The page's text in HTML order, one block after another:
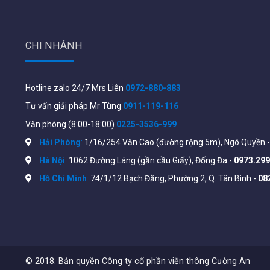
CHI NHÁNH
Hotline zalo 24/7 Mrs Liên 0972-880-883
Tư vấn giải pháp Mr Tùng 0911-119-116
Văn phòng (8:00-18:00) 0225-3536-999
Hải Phòng: 1/16/254 Văn Cao (đường rộng 5m), Ngô Quyền -
Hà Nội: 1062 Đường Láng (gần cầu Giấy), Đống Đa -
Hồ Chí Minh: 74/1/12 Bạch Đằng, Phường 2, Q. Tân Bình -
© 2018. Bản quyền Công ty cổ phần viễn thông Cường An